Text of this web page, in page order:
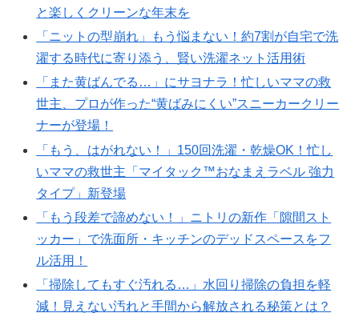
と楽しくクリーンな年末を
「ニットの型崩れ」もう悩まない！約7割が自宅で洗
濯する時代に寄り添う、賢い洗濯ネット活用術
「また黄ばんでる…」にサヨナラ！忙しいママの救
世主、プロが作った“黄ばみにくい”スニーカークリー
ナーが登場！
「もう、はがれない！」150回洗濯・乾燥OK！忙し
いママの救世主「マイタック™おなまえラベル 強力
タイプ」新登場
「もう段差で諦めない！」ニトリの新作「隙間スト
ッカー」で洗面所・キッチンのデッドスペースをフ
ル活用！
「掃除してもすぐ汚れる…」水回り掃除の負担を軽
減！見えない汚れと手間から解放される秘策とは？